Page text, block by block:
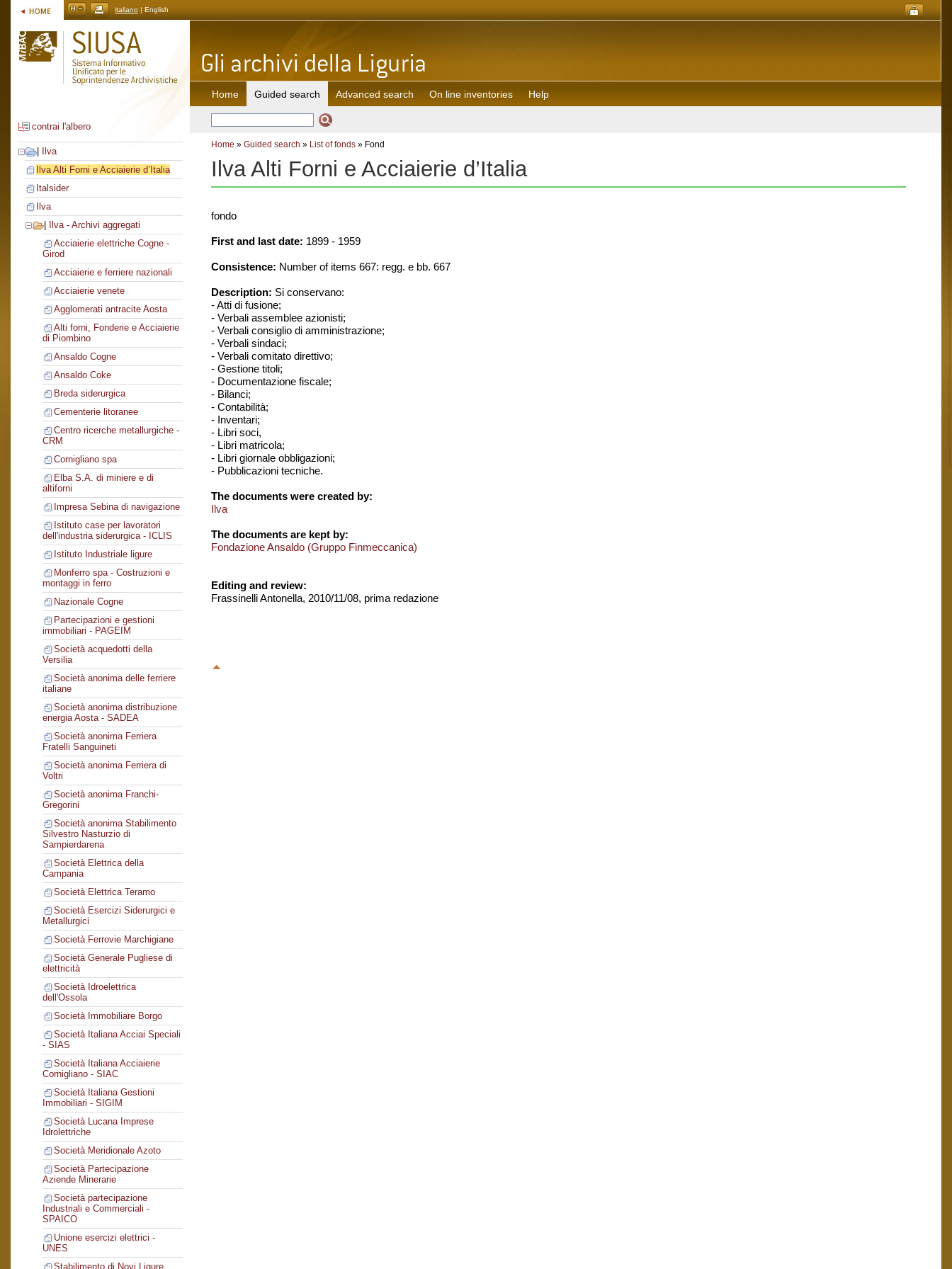
italiano | English
contrai l'albero
Ilva
Ilva Alti Forni e Acciaierie d’Italia
Italsider
Ilva
Ilva - Archivi aggregati
Acciaierie elettriche Cogne -
Girod
Acciaierie e ferriere nazionali
Acciaierie venete
Agglomerati antracite Aosta
Alti forni, Fonderie e Acciaierie
di Piombino
Ansaldo Cogne
Ansaldo Coke
Breda siderurgica
Cementerie litoranee
Centro ricerche metallurgiche -
CRM
Cornigliano spa
Elba S.A. di miniere e di
altiforni
Impresa Sebina di navigazione
Istituto case per lavoratori
dell'industria siderurgica - ICLIS
Istituto Industriale ligure
Monferro spa - Costruzioni e
montaggi in ferro
Nazionale Cogne
Partecipazioni e gestioni
immobiliari - PAGEIM
Società acquedotti della
Versilia
Società anonima delle ferriere
italiane
Società anonima distribuzione
energia Aosta - SADEA
Società anonima Ferriera
Fratelli Sanguineti
Società anonima Ferriera di
Voltri
Società anonima Franchi-
Gregorini
Società anonima Stabilimento
Silvestro Nasturzio di
Sampierdarena
Società Elettrica della
Campania
Società Elettrica Teramo
Società Esercizi Siderurgici e
Metallurgici
Società Ferrovie Marchigiane
Società Generale Pugliese di
elettricità
Società Idroelettrica
dell'Ossola
Società Immobiliare Borgo
Società Italiana Acciai Speciali
- SIAS
Società Italiana Acciaierie
Cornigliano - SIAC
Società Italiana Gestioni
Immobiliari - SIGIM
Società Lucana Imprese
Idrolettriche
Società Meridionale Azoto
Società Partecipazione
Aziende Minerarie
Società partecipazione
Industriali e Commerciali -
SPAICO
Unione esercizi elettrici -
UNES
Stabilimento di Novi Ligure
Home Guided search Advanced search On line inventories Help
Home » Guided search » List of fonds » Fond
Ilva Alti Forni e Acciaierie d’Italia
fondo
First and last date: 1899 - 1959
Consistence: Number of items 667: regg. e bb. 667
Description: Si conservano:
- Atti di fusione;
- Verbali assemblee azionisti;
- Verbali consiglio di amministrazione;
- Verbali sindaci;
- Verbali comitato direttivo;
- Gestione titoli;
- Documentazione fiscale;
- Bilanci;
- Contabilità;
- Inventari;
- Libri soci,
- Libri matricola;
- Libri giornale obbligazioni;
- Pubblicazioni tecniche.
The documents were created by:
Ilva
The documents are kept by:
Fondazione Ansaldo (Gruppo Finmeccanica)
Editing and review:
Frassinelli Antonella, 2010/11/08, prima redazione